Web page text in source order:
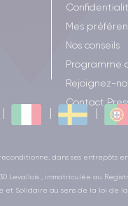
Mes
Nos conseils
Programme
Rejoignez-
Contact
dans ses entrepôts
, immatriculée au
et Solidaire au sens de la loi de la